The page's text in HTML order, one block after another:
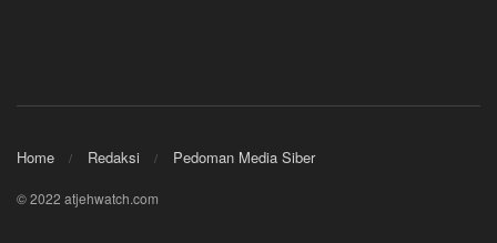
Home Redaksi Pedoman Media Siber
© 2022 atjehwatch.com